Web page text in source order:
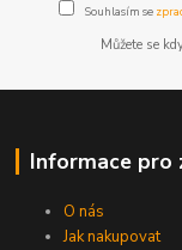
Souhlasím se
Můžete se
Informace pro
O nás
Jak nakupovat